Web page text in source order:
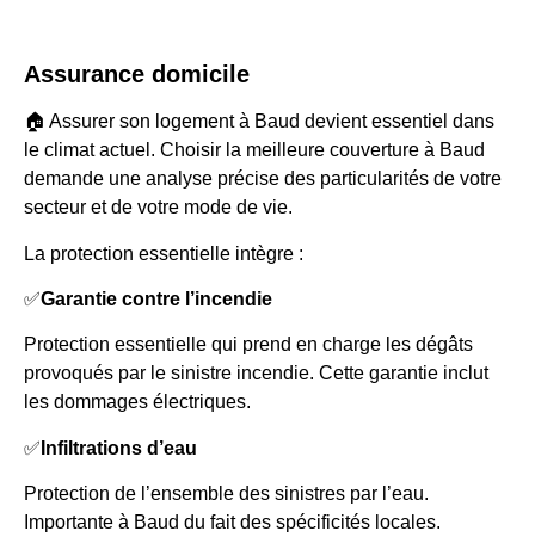
Assurance domicile
🏠 Assurer son logement à Baud devient essentiel dans
le climat actuel. Choisir la meilleure couverture à Baud
demande une analyse précise des particularités de votre
secteur et de votre mode de vie.
La protection essentielle intègre :
✅Garantie contre l’incendie
Protection essentielle qui prend en charge les dégâts
provoqués par le sinistre incendie. Cette garantie inclut
les dommages électriques.
✅ Infiltrations d’eau
Protection de l’ensemble des sinistres par l’eau.
Importante à Baud du fait des spécificités locales.